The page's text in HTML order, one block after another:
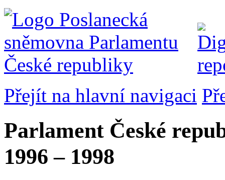
Přejít na hlavní navigaci
Parlament České
1996 – 1998